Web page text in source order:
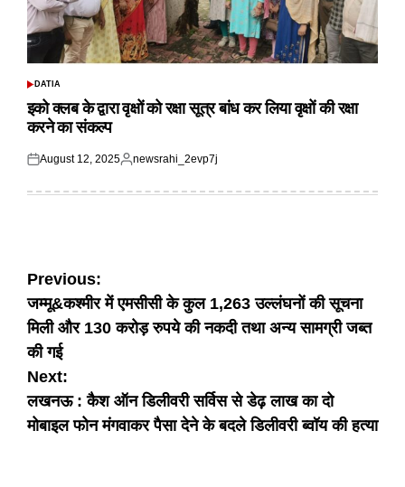
POSTED
DATIA
इको क्लब के द्वारा वृक्षों को रक्षा सूत्र बांध कर लिया वृक्षों की रक्षा
करने का संकल्प
Posted
August 12, 2025
Posted
newsrahi_2evp7j
Post
navigation
Previous:
जम्मू&कश्मीर में एमसीसी के कुल 1,263 उल्लंघनों की सूचना
मिली और 130 करोड़ रुपये की नकदी तथा अन्य सामग्री जब्त
की गई
Next:
लखनऊ : कैश ऑन डिलीवरी सर्विस से डेढ़ लाख का दो
मोबाइल फोन मंगवाकर पैसा देने के बदले डिलीवरी ब्वॉय की हत्या